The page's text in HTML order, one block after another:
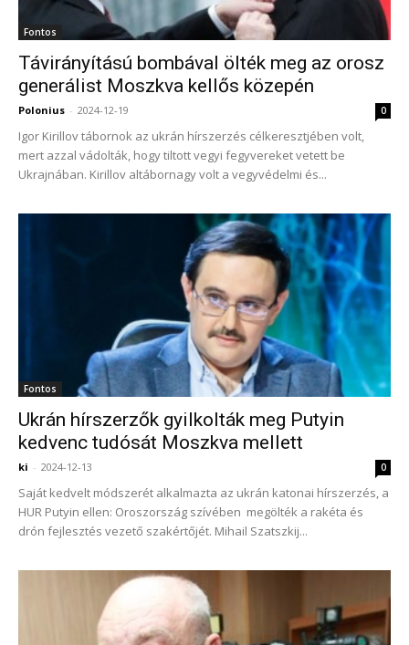
Fontos
Távirányítású bombával ölték meg az orosz
generálist Moszkva kellős közepén
Polonius - 2024-12-19 0
Igor Kirillov tábornok az ukrán hírszerzés célkeresztjében volt,
mert azzal vádolták, hogy tiltott vegyi fegyvereket vetett be
Ukrajnában. Kirillov altábornagy volt a vegyvédelmi és...
Fontos
Ukrán hírszerzők gyilkolták meg Putyin
kedvenc tudósát Moszkva mellett
ki - 2024-12-13 0
Saját kedvelt módszerét alkalmazta az ukrán katonai hírszerzés, a
HUR Putyin ellen: Oroszország szívében megölték a rakéta és
drón fejlesztés vezető szakértőjét. Mihail Szatszkij...